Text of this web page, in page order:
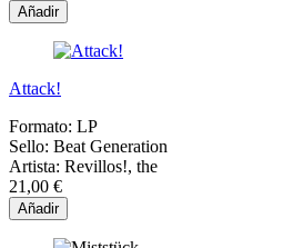
Añadir
Attack!
Formato: LP
Sello: Beat Generation
Artista: Revillos!, the
21,00 €
Añadir